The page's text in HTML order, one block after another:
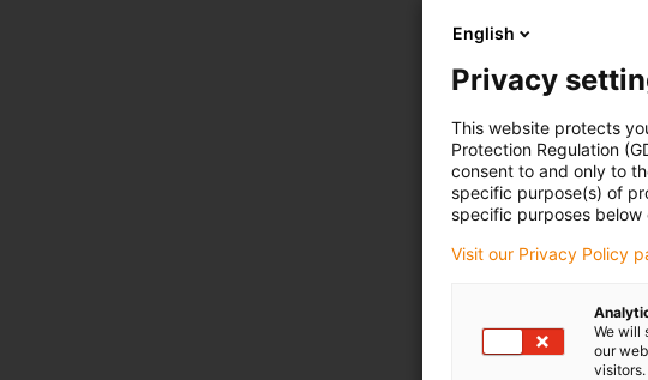
English
Privacy
This website protects
Protection Regulation
consent to and only to
specific purpose(s) of
specific purposes
Visit our Privacy Policy
We will
our
visitors.